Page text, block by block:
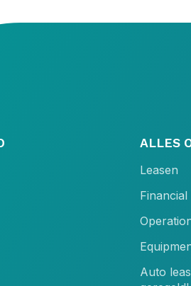
ALLES
Leasen
Financial
Auto